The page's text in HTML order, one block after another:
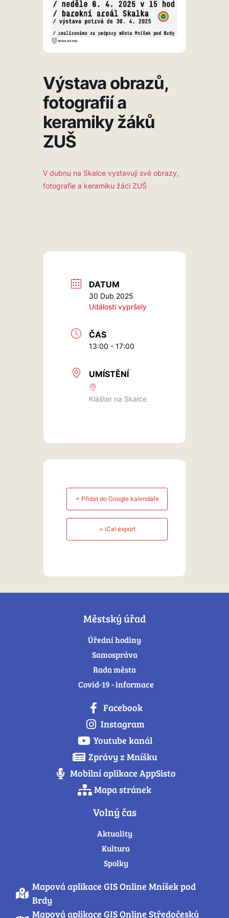
Výstava obrazů,
fotografií a
keramiky žáků
ZUŠ
V dubnu na Skalce vystavují své obrazy,
fotografie a keramiku žáci ZUŠ
DATUM
30 Dub 2025
Události vypršely
ČAS
13:00 - 17:00
UMÍSTĚNÍ
Klášter na Skalce
+ Přidat do Google kalendáře
+ iCal export
Městský úřad
Úřední hodiny
Samospráva
Rada města
Covid-19 - informace
Facebook
Instagram
Youtube kanál
Zprávy z Mníšku
Mobilní aplikace AppSisto
Mapa stránek
Volný čas
Aktuality
Kultura
Spolky
Mapová aplikace GIS Online Mníšek pod
Brdy
Mapová aplikace GIS Online Středočeský